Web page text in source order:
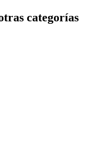
categorías